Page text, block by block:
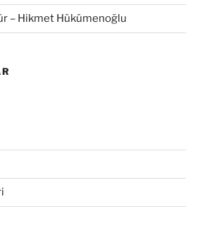
– Hikmet Hükümenoğlu